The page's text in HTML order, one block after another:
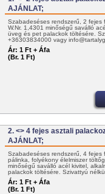
AJÁNLAT;
Szabadeséses rendszerű, 2 fejes
W.Nr. 1,4301 minőségű saválló
üveg és pet palackok töltésére.
+36303834000 vagy
Ár: 1 Ft + Áfa
(Br. 1 Ft)
2. <> 4 fejes asztali
AJÁNLAT;
Szabadeséses rendszerű, 4 fejes
pálinka, folyékony élelmiszer
minőségű saválló acél kivitel,
palackok töltésére. Szivattyú
vagy…
Ár: 1 Ft + Áfa
(Br. 1 Ft)